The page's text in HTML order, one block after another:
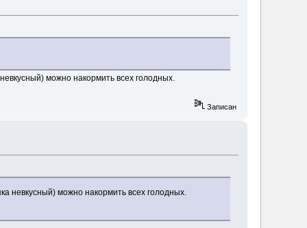
можно накормить всех голодных.
Записан
невкусный) можно накормить всех голодных.